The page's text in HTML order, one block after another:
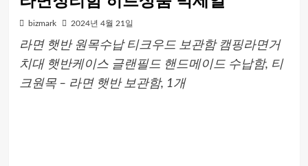
bizmark 2024년 4월 21일
라면 햇반 원목수납 티크우드 보관함 캠핑라면거
치대 햇반케이스 글랜필드 핸드메이드 수납함, 티
크원목 – 라면 햇반 보관함, 1개